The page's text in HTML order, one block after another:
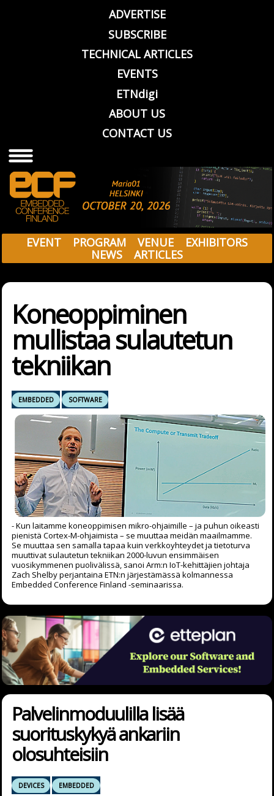
ADVERTISE
SUBSCRIBE
TECHNICAL ARTICLES
EVENTS
ETNdigi
ABOUT US
CONTACT US
EVENT PROGRAM VENUE
EXHIBITORS
NEWS
ARTICLES
Koneoppiminen
mullistaa sulautetun
tekniikan
EMBEDDED SOFTWARE
- Kun laitamme koneoppimisen mikro-ohjaimille – ja puhun oikeasti
pienistä Cortex-M-ohjaimista – se muuttaa meidän maailmamme.
Se muuttaa sen samalla tapaa kuin verkkoyhteydet ja tietoturva
muuttivat sulautetun tekniikan 2000-luvun ensimmäisen
vuosikymmenen puolivälissä, sanoi Arm:n IoT-kehittäjien johtaja
Zach Shelby perjantaina ETN:n järjestämässä kolmannessa
Embedded Conference Finland -seminaarissa.
Palvelinmoduulilla lisää
suorituskykyä ankariin
olosuhteisiin
DEVICES EMBEDDED